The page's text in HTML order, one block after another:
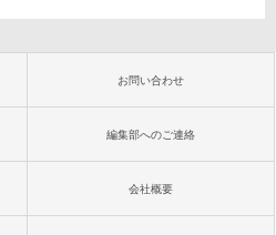
お問い合わせ
編集部へのご連絡
会社概要